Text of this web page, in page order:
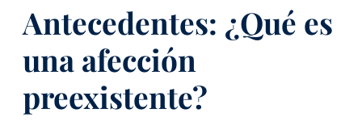
Antecedentes: ¿Qué es
una afección
preexistente?